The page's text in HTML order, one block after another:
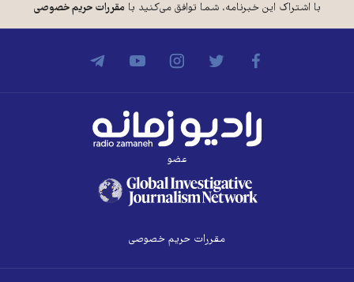
با اشتراک این خبرنامه، شما توافق می‌کنید بامقررات حریم خصوصی
عضو
مقررات حریم خصوصی